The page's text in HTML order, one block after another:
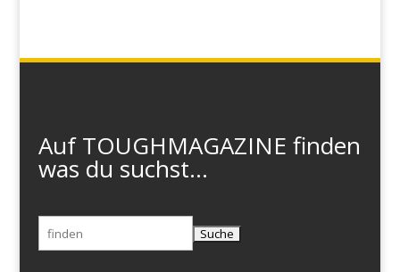
Auf TOUGHMAGAZINE finden
was du suchst...
Suchen
nach: